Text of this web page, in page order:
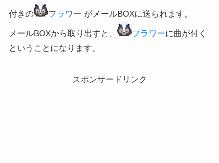
付きの フラワー がメールBOXに送られます。
メールBOXから取り出すと、 フラワーに曲が付く
ということになります。
スポンサードリンク